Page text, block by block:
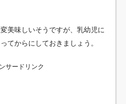
美味しいそうですが、乳幼児に
てからにしておきましょう。
サードリンク